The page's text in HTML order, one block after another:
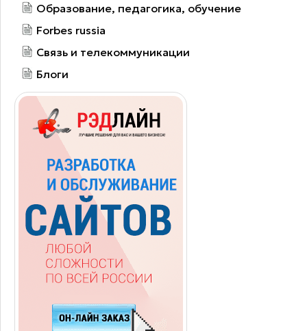
Образование, педагогика, обучение
Forbes russia
Связь и телекоммуникации
Блоги